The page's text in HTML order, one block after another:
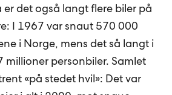
det også langt flere biler på
I 1967 var snaut 570 000
i Norge, mens det så langt i
millioner personbiler. Samlet
«på stedet hvil»: Det var